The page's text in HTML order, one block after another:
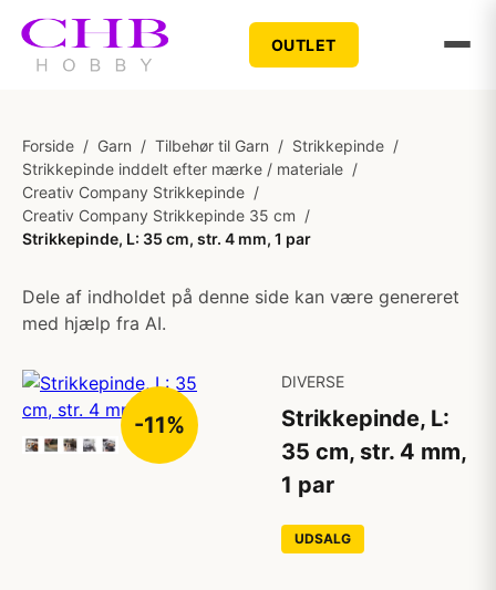
OUTLET
Forside / Garn / Tilbehør til Garn / Strikkepinde /
Strikkepinde inddelt efter mærke / materiale /
Creativ Company Strikkepinde /
Creativ Company Strikkepinde 35 cm /
Strikkepinde, L: 35 cm, str. 4 mm, 1 par
Dele af indholdet på denne side kan være genereret
med hjælp fra AI.
-11%
DIVERSE
Strikkepinde, L:
35 cm, str. 4 mm,
1 par
UDSALG